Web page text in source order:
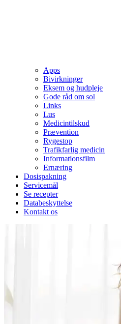
Apps
Bivirkninger
Eksem og hudpleje
Gode råd om sol
Links
Lus
Medicintilskud
Prævention
Rygestop
Trafikfarlig medicin
Informationsfilm
Ernæring
Dosispakning
Servicemål
Se recepter
Databeskyttelse
Kontakt os